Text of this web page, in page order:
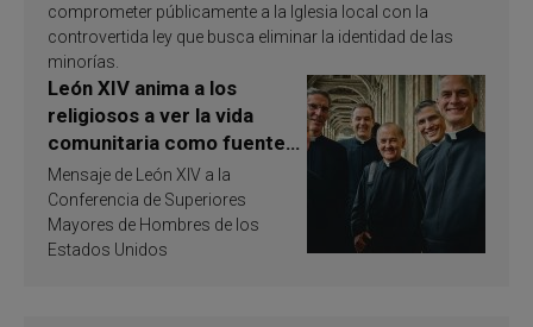
comprometer públicamente a la Iglesia local con la
controvertida ley que busca eliminar la identidad de las
minorías.
León XIV anima a los
religiosos a ver la vida
comunitaria como fuente
de inspiración y
santificación
Mensaje de León XIV a la
Conferencia de Superiores
Mayores de Hombres de los
Estados Unidos